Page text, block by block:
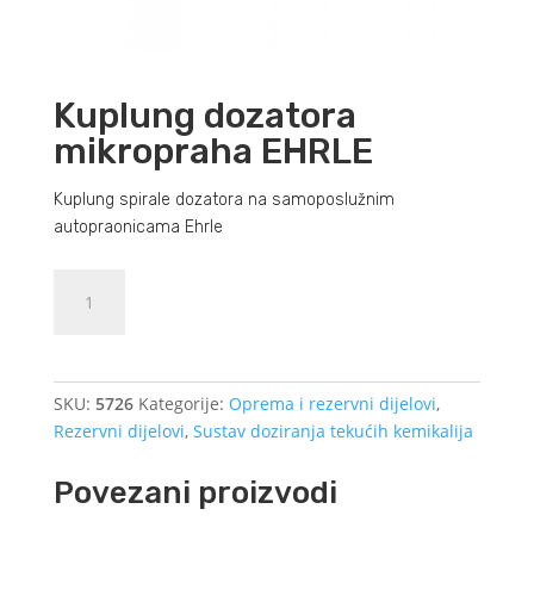
Kuplung dozatora
mikropraha EHRLE
Kuplung spirale dozatora na samoposlužnim
autopraonicama Ehrle
dozatora
SKU: 5726 Kategorije: Oprema i rezervni dijelovi,
Rezervni dijelovi, Sustav doziranja tekućih kemikalija
Povezani proizvodi